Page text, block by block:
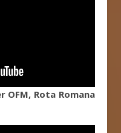
OFM, Rota Romana